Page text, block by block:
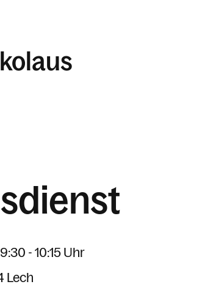
- 10:15 Uhr
Lech